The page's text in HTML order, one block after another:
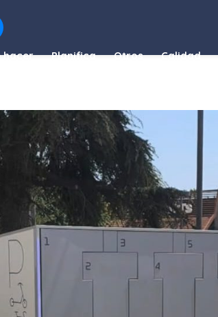
hacer Planifica Otros Calidad